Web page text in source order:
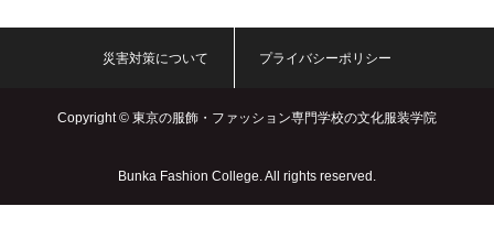
Copyright © 東京の服飾・ファッション専門学校の文化服装学院
Bunka Fashion College. All rights reserved.
災害対策について プライバシーポリシー